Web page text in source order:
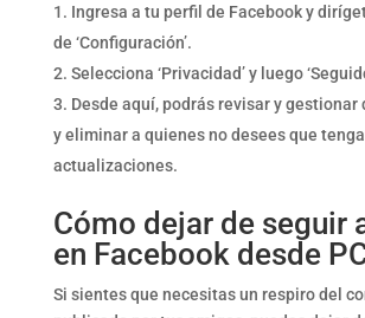
Ingresa a tu perfil de Facebook y
de ‘Configuración’.
Selecciona ‘Privacidad’ y luego
Desde aquí, podrás revisar y gestionar
y eliminar a quienes no desees que
actualizaciones.
Cómo dejar de seguir
en Facebook desde
Si sientes que necesitas un respiro del